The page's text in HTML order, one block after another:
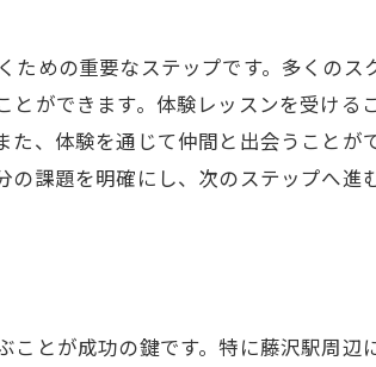
めの重要なステップです。多くの
ができます。体験レッスンを受ける
、体験を通じて仲間と出会うこと
課題を明確にし、次のステップへ
とが成功の鍵です。特に藤沢駅周